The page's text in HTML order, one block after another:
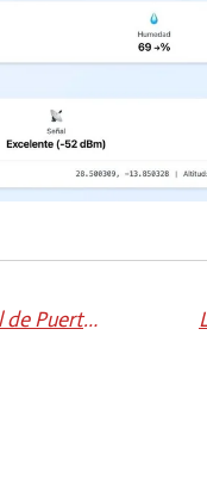
El Centro de Protección Animal de Puerto del Rosario refuerza su labor con más adopciones y nuevas acciones de control felino